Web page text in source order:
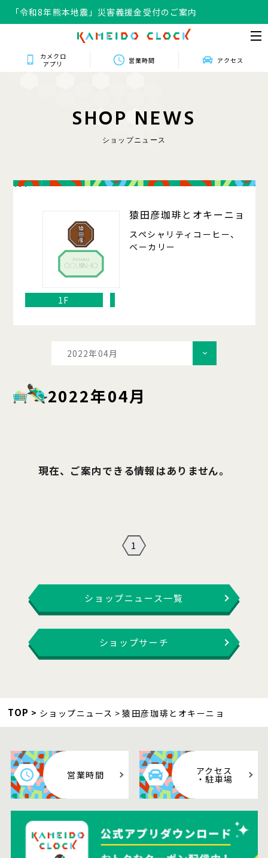
「令和8年熊本地震」災害義援金受付のご案内
カメクロ
アプリ
営業時間 アクセス
SHOP NEWS
ショップニュース
101
猿田彦珈琲とオキーニョ
スペシャリティコーヒー、
ベーカリー
1F
2022年04月
2022年04月
現在、ご案内できる情報はありません。
1
ショップニュース一覧
ショップサーチ
TOP ショップニュース 猿田彦珈琲とオキーニョ
営業時間 アクセス
・駐車場